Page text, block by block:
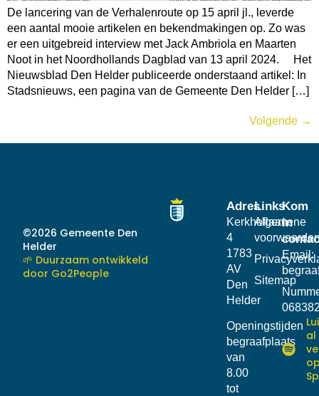
De lancering van de Verhalenroute op 15 april jl., leverde
een aantal mooie artikelen en bekendmakingen op. Zo was
er een uitgebreid interview met Jack Ambriola en Maarten
Noot in het Noordhollands Dagblad van 13 april 2024. Het
Nieuwsblad Den Helder publiceerde onderstaand artikel: In
Stadsnieuws, een pagina van de Gemeente Den Helder […]
Volgende →
Adres
Kerkhoflaan
4
1783
AV
Den
Helder
Openingstijden
begraafplaats
van
8.00
tot
Links
Algemene
Sitemap
Kom
in
Email:
al
©2026 Gemeente Den
Helder
🌱 Duurzaam ontwikkeld
door Go2People